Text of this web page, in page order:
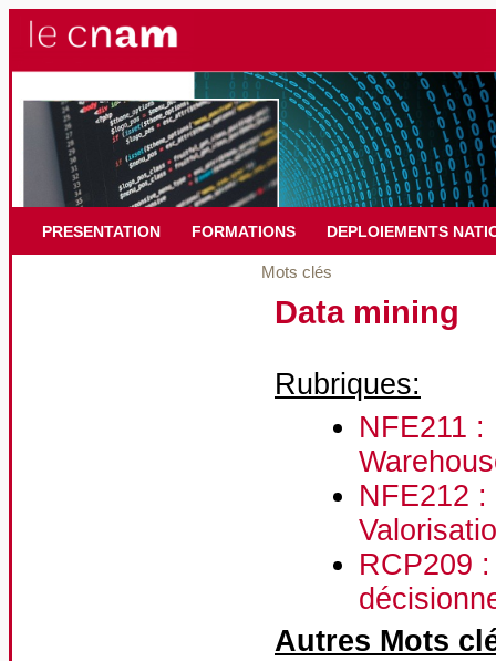
PRESENTATION FORMATIONS DEPLOIEMENTS
Mots clés
Data mining
Rubriques:
NFE211
NFE212
RCP209
Autres Mots